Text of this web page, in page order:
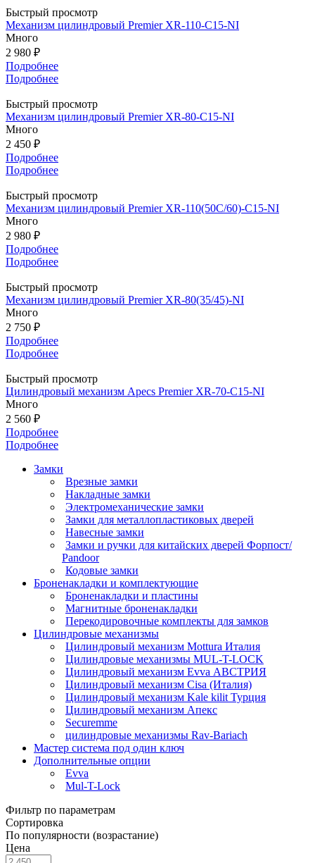
Быстрый просмотр
Механизм цилиндровый Premier XR-110-C15-NI
Много
2 980 ₽
Подробнее
Подробнее
Быстрый просмотр
Механизм цилиндровый Premier XR-80-C15-NI
Много
2 450 ₽
Подробнее
Подробнее
Быстрый просмотр
Механизм цилиндровый Premier XR-110(50С/60)-C15-NI
Много
2 980 ₽
Подробнее
Подробнее
Быстрый просмотр
Механизм цилиндровый Premier XR-80(35/45)-NI
Много
2 750 ₽
Подробнее
Подробнее
Быстрый просмотр
Цилиндровый механизм Apecs Premier XR-70-C15-NI
Много
2 560 ₽
Подробнее
Подробнее
Замки
Врезные замки
Накладные замки
Электромеханические замки
Замки для металлопластиковых дверей
Навесные замки
Замки и ручки для китайских дверей Форпост/
Раndoor
Кодовые замки
Броненакладки и комплектующие
Броненакладки и пластины
Магнитные броненакладки
Перекодировочные комплекты для замков
Цилиндровые механизмы
Цилиндровый механизм Mottura Италия
Цилиндровые механизмы MUL-T-LOCK
Цилиндровый механизм Evva АВСТРИЯ
Цилиндровый механизм Cisa (Италия)
Цилиндровый механизм Kale kilit Турция
Цилиндровый механизм Апекс
Securemme
цилиндровые механизмы Rav-Bariach
Мастер система под один ключ
Дополнительные опции
Evva
Mul-T-Lock
Фильтр по параметрам
Сортировка
По популярности (возрастание)
Цена